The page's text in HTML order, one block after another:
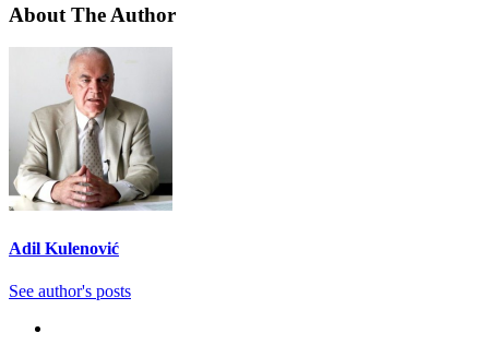
About The Author
Adil Kulenović
See author's posts